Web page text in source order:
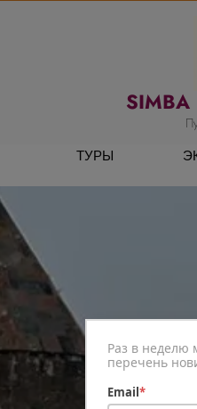
Раз в неделю
перечень
Email *
SIMBA
ТУРЫ